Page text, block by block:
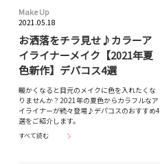
Make Up
2021.05.18
お洒落をチラ見せ♪カラーア
イライナーメイク【2021年夏
色新作】デパコス4選
暖かくなると目元のメイクに色を入れたくな
りませんか？2021年の夏色からカラフルなア
イライナーが続々登場♪デパコスのおすすめ4
選をご紹介します。
すべて読む